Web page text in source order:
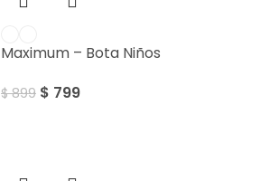
Maximum – Bota Niños
$899 $ 799